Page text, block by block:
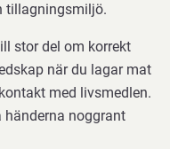
tillagningsmiljö.
stor del om korrekt
när du lagar mat
med livsmedlen.
noggrant